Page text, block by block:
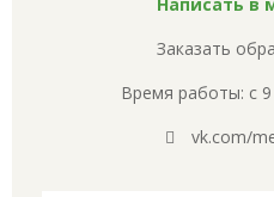
Заказать
Время работы: с
vk.com/